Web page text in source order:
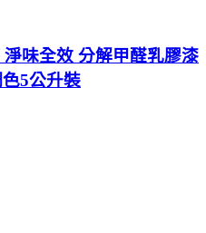
味全效 分解甲醛乳膠漆
5公升裝